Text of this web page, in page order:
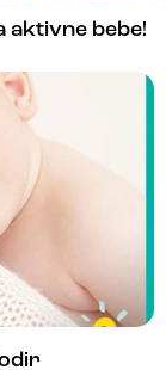
aktivne bebe!